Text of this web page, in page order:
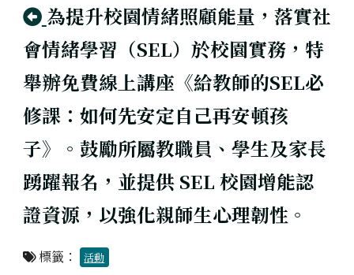
回上頁
為提升校園情緒照顧能量，落實社
會情緒學習（SEL）於校園實務，特
舉辦免費線上講座《給教師的SEL必
修課：如何先安定自己再安頓孩
子》。鼓勵所屬教職員、學生及家長
踴躍報名，並提供 SEL 校園增能認
證資源，以強化親師生心理韌性。
標籤： 活動